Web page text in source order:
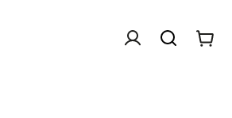
Webáruház értékelése